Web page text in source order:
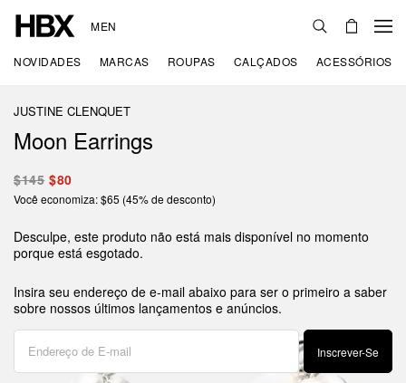
MEN
NOVIDADES MARCAS ROUPAS CALÇADOS ACESSÓRIOS
JUSTINE CLENQUET
Moon Earrings
$145 $80
Você economiza: $65 (45% de desconto)
Desculpe, este produto não está mais disponível no momento
porque está esgotado.
Insira seu endereço de e-mail abaixo para ser o primeiro a saber
sobre nossos últimos lançamentos e anúncios.
Inscrever-Se